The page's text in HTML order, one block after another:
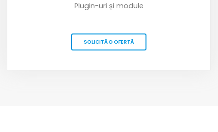
Plugin-uri și module
SOLICITĂ O OFERTĂ